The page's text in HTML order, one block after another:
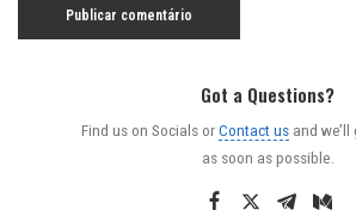
Got a Questions?
Find us on Socials orContact us and
as soon as possible.